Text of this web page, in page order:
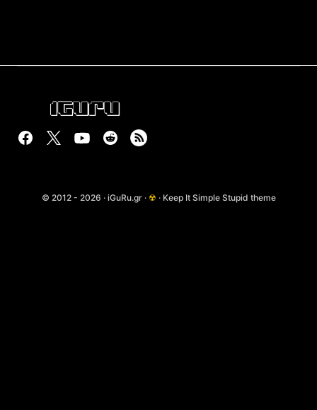
© 2012 - 2026 · iGuRu.gr · ☢ · Keep It Simple Stupid theme